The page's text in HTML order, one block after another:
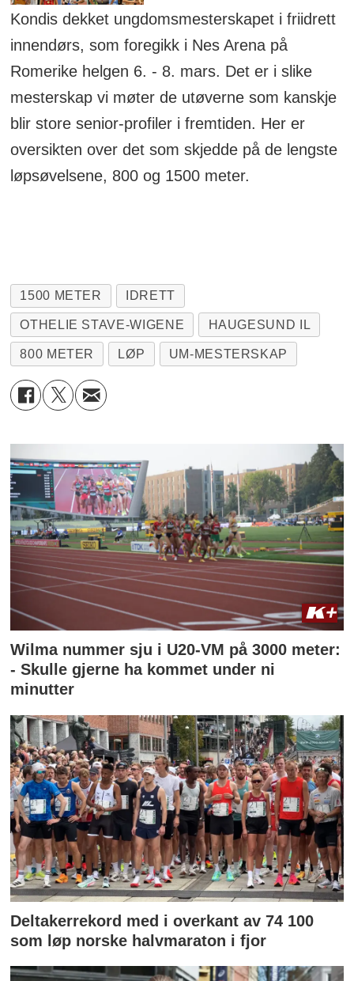
Kondis dekket ungdomsmesterskapet i friidrett
innendørs, som foregikk i Nes Arena på
Romerike helgen 6. - 8. mars. Det er i slike
mesterskap vi møter de utøverne som kanskje
blir store senior-profiler i fremtiden. Her er
oversikten over det som skjedde på de lengste
løpsøvelsene, 800 og 1500 meter.
1500 METER IDRETT
OTHELIE STAVE-WIGENE HAUGESUND IL
800 METER LØP UM-MESTERSKAP
Wilma nummer sju i U20-VM på 3000 meter:
- Skulle gjerne ha kommet under ni
minutter
Deltakerrekord med i overkant av 74 100
som løp norske halvmaraton i fjor